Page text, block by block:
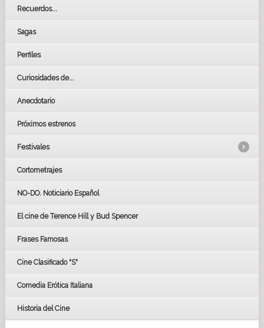
Recuerdos...
Sagas
Perfiles
Curiosidades de...
Anecdotario
Próximos estrenos
Festivales
LOS OSCARS
GOYAS
BAFTA
Cortometrajes
NO-DO. Noticiario Español
El cine de Terence Hill y Bud Spencer
Frases Famosas
Cine Clasificado "S"
Comedia Erótica Italiana
Historia del Cine